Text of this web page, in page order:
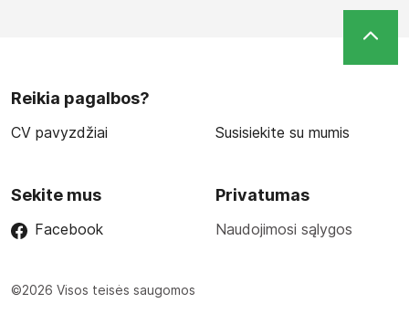
Reikia pagalbos?
CV pavyzdžiai Susisiekite su mumis
Sekite mus
Facebook
Privatumas
Naudojimosi sąlygos
©2026 Visos teisės saugomos